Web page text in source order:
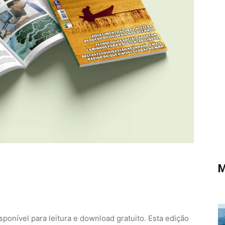
para leitura e download gratuito. Esta edição